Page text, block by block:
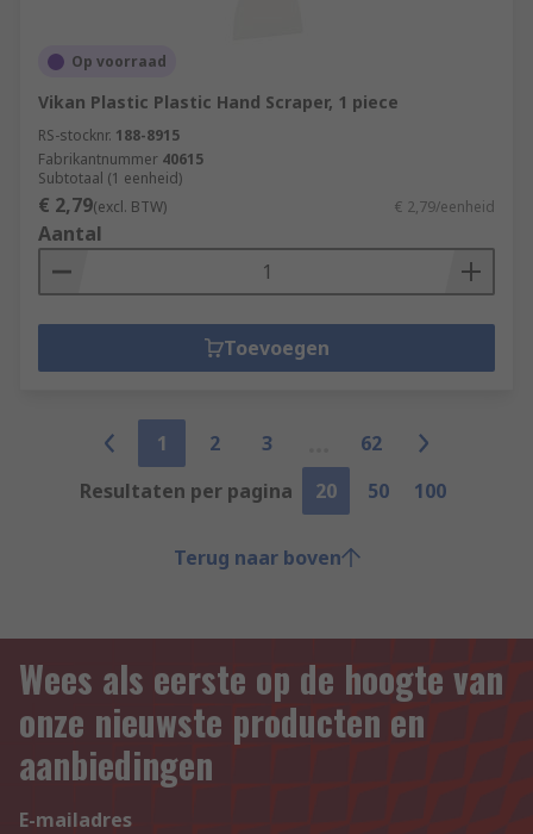
Op voorraad
Vikan Plastic Plastic Hand Scraper, 1 piece
RS-stocknr. 188-8915
Fabrikantnummer 40615
Subtotaal (1 eenheid)
€ 2,79(excl. BTW) € 2,79/eenheid
Aantal
Toevoegen
1 2 3
62
Resultaten per pagina
20 50 100
Terug naar boven
Wees als eerste op de hoogte van
onze nieuwste producten en
aanbiedingen
E-mailadres